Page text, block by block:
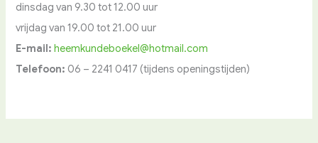
dinsdag van 9.30 tot 12.00 uur
vrijdag van 19.00 tot 21.00 uur
E-mail: heemkundeboekel@hotmail.com
Telefoon: 06 – 2241 0417 (tijdens openingstijden)